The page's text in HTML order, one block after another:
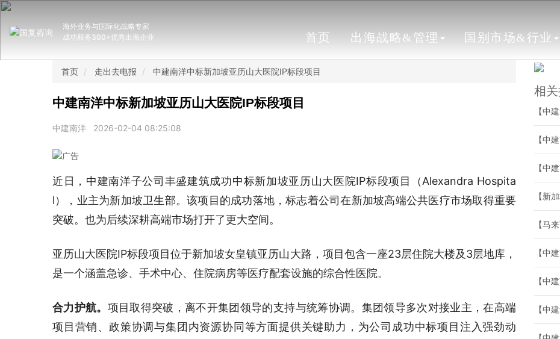
海外业务与国际化战略专家
成功服务300+优秀出海企业
首页 出海战略&管理 国别市场&行业
首页 走出去电报 中建南洋中标新加坡亚历山大医院IP标段项目
中建南洋中标新加坡亚历山大医院IP标段项目
中建南洋 2026-02-04 08:25:08
近日，中建南洋子公司丰盛建筑成功中标新加坡亚历山大医院IP标段项目（Alexandra Hospita
l），业主为新加坡卫生部。该项目的成功落地，标志着公司在新加坡高端公共医疗市场取得重要
突破。也为后续深耕高端市场打开了更大空间。
亚历山大医院IP标段项目位于新加坡女皇镇亚历山大路，项目包含一座23层住院大楼及3层地库，
是一个涵盖急诊、手术中心、住院病房等医疗配套设施的综合性医院。
合力护航。 项目取得突破，离不开集团领导的支持与统筹协调。集团领导多次对接业主，在高端
项目营销、政策协调与集团内资源协同等方面提供关键助力，为公司成功中标项目注入强劲动
相
【中
【中
【中
【新
【马
【中